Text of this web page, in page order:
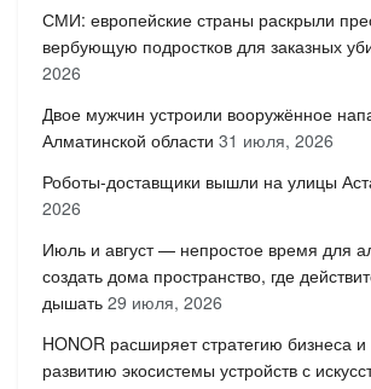
СМИ: европейские страны раскрыли
вербующую подростков для заказных
2026
Двое мужчин устроили вооружённое
Алматинской области 31 июля, 2026
Роботы-доставщики вышли на улицы
2026
Июль и август — непростое время для
создать дома пространство, где
дышать 29 июля, 2026
HONOR расширяет стратегию бизнеса и
развитию экосистемы устройств с